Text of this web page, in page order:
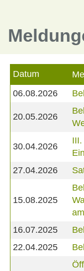
Datum
06.08.2026
20.05.2026
30.04.2026
27.04.2026
15.08.2025
16.07.2025
22.04.2025